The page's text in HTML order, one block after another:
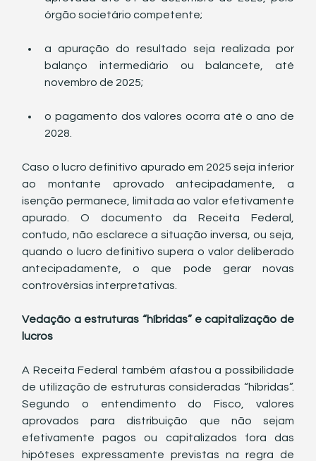
órgão societário competente;
a apuração do resultado seja realizada por
balanço intermediário ou balancete, até
novembro de 2025;
o pagamento dos valores ocorra até o ano de
2028.
Caso o lucro definitivo apurado em 2025 seja inferior
ao montante aprovado antecipadamente, a
isenção permanece, limitada ao valor efetivamente
apurado. O documento da Receita Federal,
contudo, não esclarece a situação inversa, ou seja,
quando o lucro definitivo supera o valor deliberado
antecipadamente, o que pode gerar novas
controvérsias interpretativas.
Vedação a estruturas “híbridas” e capitalização de
lucros
A Receita Federal também afastou a possibilidade
de utilização de estruturas consideradas “híbridas”.
Segundo o entendimento do Fisco, valores
aprovados para distribuição que não sejam
efetivamente pagos ou capitalizados fora das
hipóteses expressamente previstas na regra de